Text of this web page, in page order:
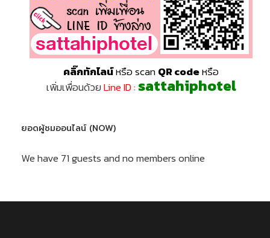
คลิ๊กทักไลน์หรือ scanQR codeหรือ
เพิ่มเพื่อนด้วยLine ID : sattahiphotel
ยอดผู้ชมออนไลน์ (NOW)
We have 71 guests and no members online